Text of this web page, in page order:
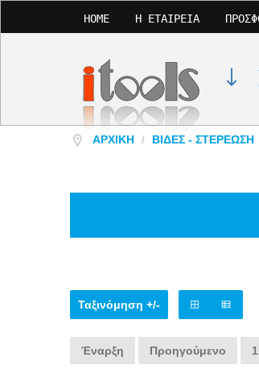
HOME Η ΕΤΑΙΡΕΊΑ
ΑΡΧΙΚΉ / ΒΊΔΕΣ - ΣΤΕΡΈΩΣΗ
Ταξινόμηση +/-
Έναρξη Προηγούμενο 1